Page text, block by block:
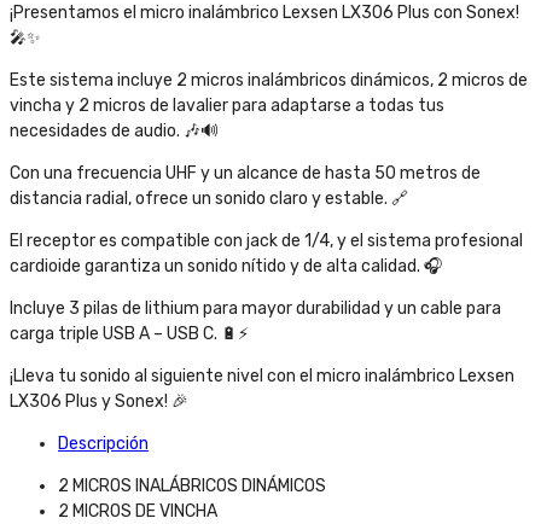
¡Presentamos el micro inalámbrico Lexsen LX306 Plus con Sonex!
🎤✨
Este sistema incluye 2 micros inalámbricos dinámicos, 2 micros de
vincha y 2 micros de lavalier para adaptarse a todas tus
necesidades de audio. 🎶🔊
Con una frecuencia UHF y un alcance de hasta 50 metros de
distancia radial, ofrece un sonido claro y estable. 🔗
El receptor es compatible con jack de 1/4, y el sistema profesional
cardioide garantiza un sonido nítido y de alta calidad. 🎧
Incluye 3 pilas de lithium para mayor durabilidad y un cable para
carga triple USB A – USB C. 🔋⚡
¡Lleva tu sonido al siguiente nivel con el micro inalámbrico Lexsen
LX306 Plus y Sonex! 🎉
Descripción
2 MICROS INALÁBRICOS DINÁMICOS
2 MICROS DE VINCHA